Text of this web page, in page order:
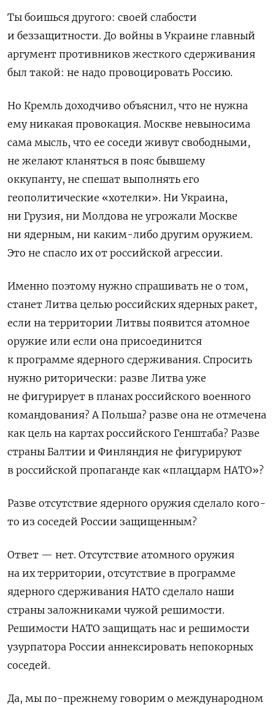
Ты боишься другого: своей слабости
и беззащитности. До войны в Украине главный
аргумент противников жесткого сдерживания
был такой: не надо провоцировать Россию.
Но Кремль доходчиво объяснил, что не нужна
ему никакая провокация. Москве невыносима
сама мысль, что ее соседи живут свободными,
не желают кланяться в пояс бывшему
оккупанту, не спешат выполнять его
геополитические «хотелки». Ни Украина,
ни Грузия, ни Молдова не угрожали Москве
ни ядерным, ни каким-либо другим оружием.
Это не спасло их от российской агрессии.
Именно поэтому нужно спрашивать не о том,
станет Литва целью российских ядерных ракет,
если на территории Литвы появится атомное
оружие или если она присоединится
к программе ядерного сдерживания. Спросить
нужно риторически: разве Литва уже
не фигурирует в планах российского военного
командования? А Польша? разве она не отмечена
как цель на картах российского Генштаба? Разве
страны Балтии и Финляндия не фигурируют
в российской пропаганде как «плацдарм НАТО»?
Разве отсутствие ядерного оружия сделало кого-
то из соседей России защищенным?
Ответ — нет. Отсутствие атомного оружия
на их территории, отсутствие в программе
ядерного сдерживания НАТО сделало наши
страны заложниками чужой решимости.
Решимости НАТО защищать нас и решимости
узурпатора России аннексировать непокорных
соседей.
Да, мы по-прежнему говорим о международном